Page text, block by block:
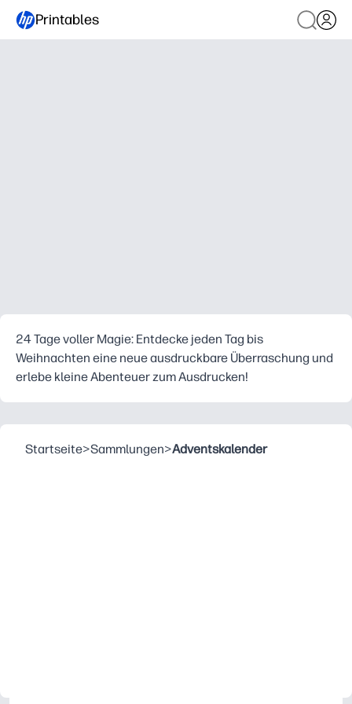
Printables
24 Tage voller Magie: Entdecke jeden Tag bis
Weihnachten eine neue ausdruckbare Überraschung und
erlebe kleine Abenteuer zum Ausdrucken!
Startseite>Sammlungen>Adventskalender